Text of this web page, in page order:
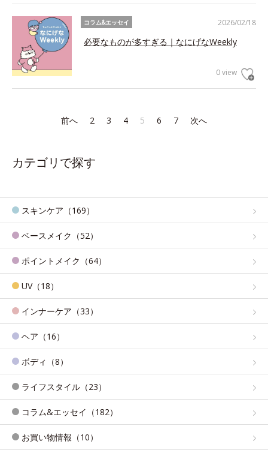
2026/02/18
コラム&エッセイ
必要なものが多すぎる｜なにげなWeekly
0 view
前へ 2 3 4 5 6 7 次へ
カテゴリで探す
スキンケア（169）
ベースメイク（52）
ポイントメイク（64）
UV（18）
インナーケア（33）
ヘア（16）
ボディ（8）
ライフスタイル（23）
コラム&エッセイ（182）
お買い物情報（10）